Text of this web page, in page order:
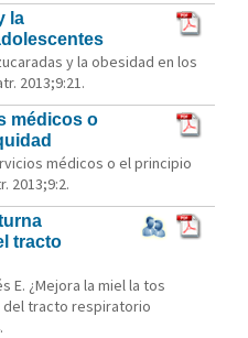
la
y la obesidad en los
2013;9:21.
médicos o
médicos o el principio
2013;9:2.
tracto
E. ¿Mejora la miel la tos
del tracto respiratorio